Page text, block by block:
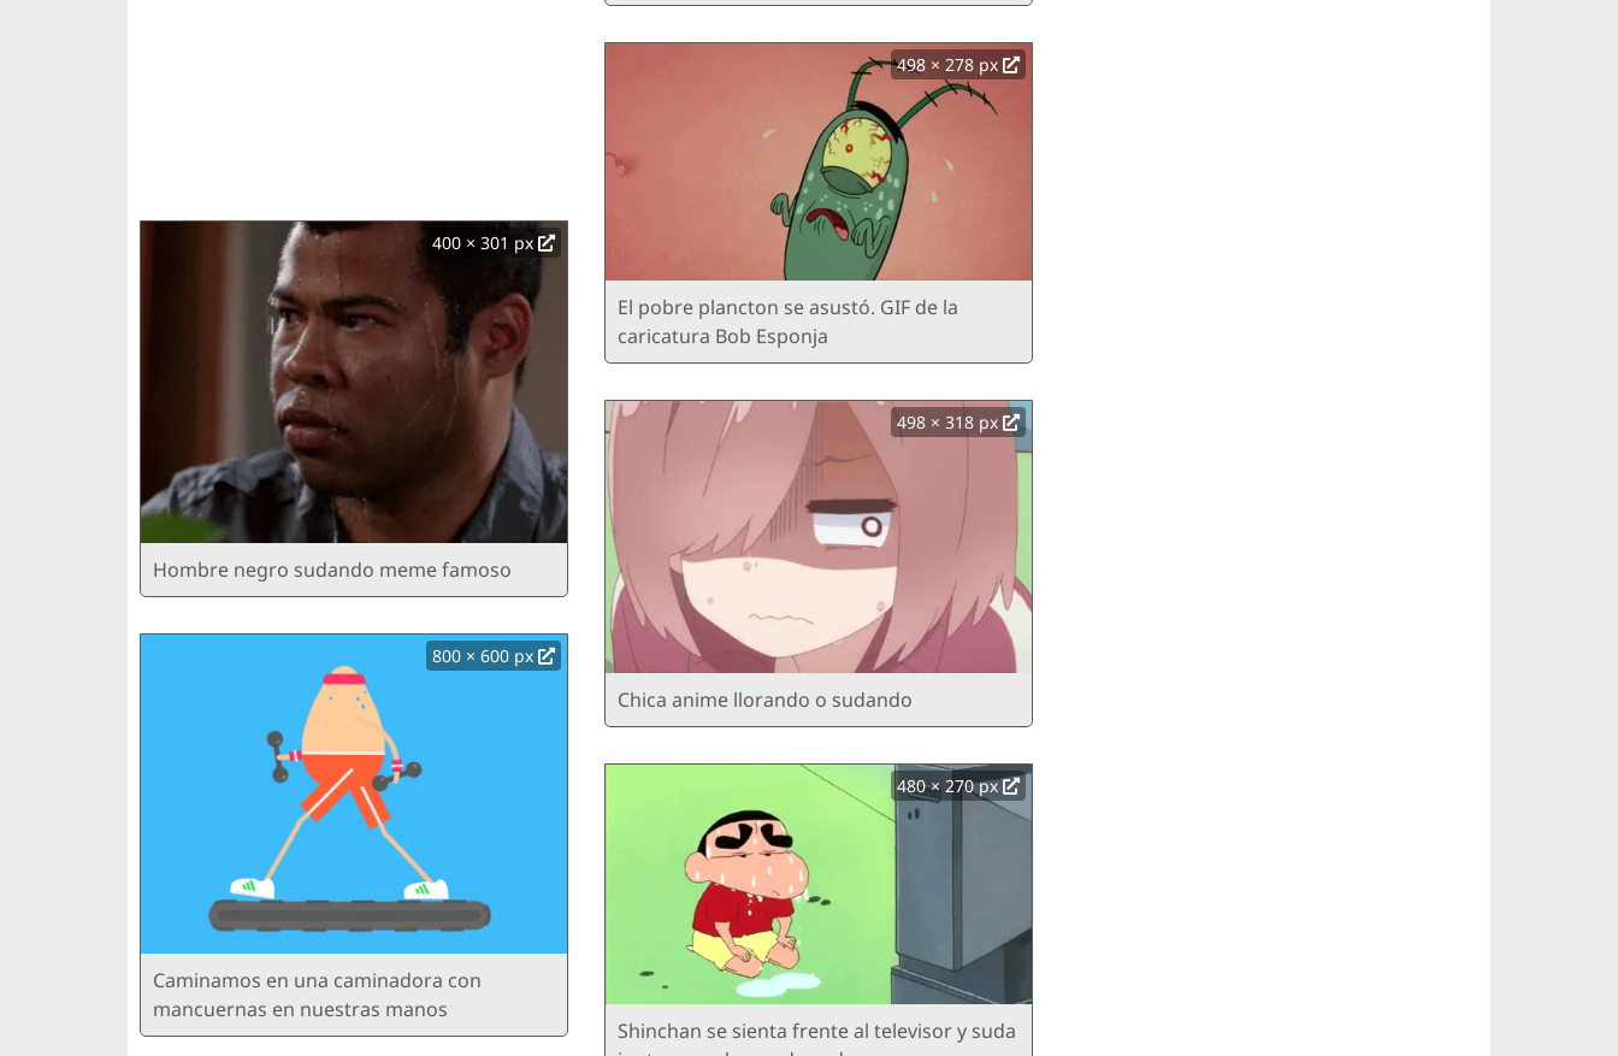
400 × 301 px
Hombre negro sudando meme famoso
800 × 600 px
Caminamos en una caminadora con
mancuernas en nuestras manos
498 × 278 px
El pobre plancton se asustó. GIF de la
caricatura Bob Esponja
498 × 318 px
Chica anime llorando o sudando
480 × 270 px
Shinchan se sienta frente al televisor y suda